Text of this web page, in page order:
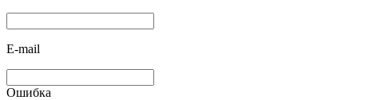
E-mail
Ошибка